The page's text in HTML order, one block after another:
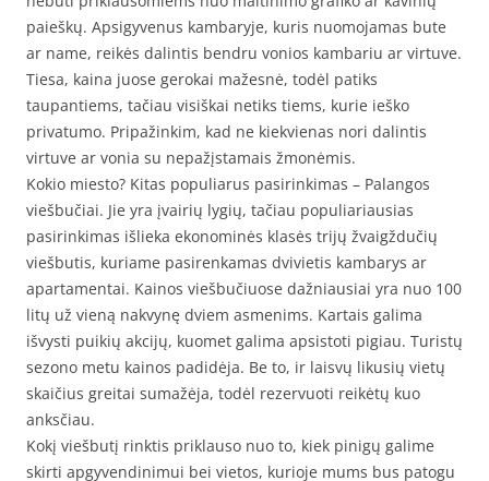
paieškų. Apsigyvenus kambaryje, kuris nuomojamas bute
ar name, reikės dalintis bendru vonios kambariu ar virtuve.
Tiesa, kaina juose gerokai mažesnė, todėl patiks
taupantiems, tačiau visiškai netiks tiems, kurie ieško
privatumo. Pripažinkim, kad ne kiekvienas nori dalintis
virtuve ar vonia su nepažįstamais žmonėmis.
Kokio miesto? Kitas populiarus pasirinkimas – Palangos
viešbučiai. Jie yra įvairių lygių, tačiau populiariausias
pasirinkimas išlieka ekonominės klasės trijų žvaigždučių
viešbutis, kuriame pasirenkamas dvivietis kambarys ar
apartamentai. Kainos viešbučiuose dažniausiai yra nuo 100
litų už vieną nakvynę dviem asmenims. Kartais galima
išvysti puikių akcijų, kuomet galima apsistoti pigiau. Turistų
sezono metu kainos padidėja. Be to, ir laisvų likusių vietų
skaičius greitai sumažėja, todėl rezervuoti reikėtų kuo
anksčiau.
Kokį viešbutį rinktis priklauso nuo to, kiek pinigų galime
skirti apgyvendinimui bei vietos, kurioje mums bus patogu